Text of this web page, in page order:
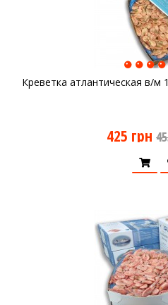
Креветка атлантическая в/м
425 грн